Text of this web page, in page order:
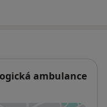
ambulance